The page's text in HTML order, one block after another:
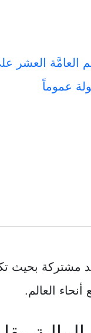
العامَّة العشر
عموماً
مشتركة بحيث
العالم.